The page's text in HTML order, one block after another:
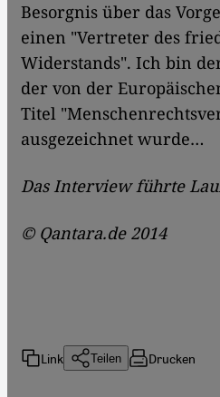
Besorgnis über das
einen "Vertreter des
Widerstands". Ich bin
der von der
Titel
ausgezeichnet wurde…
Das Interview führte
© Qantara.de 2014
Link Teilen Drucken